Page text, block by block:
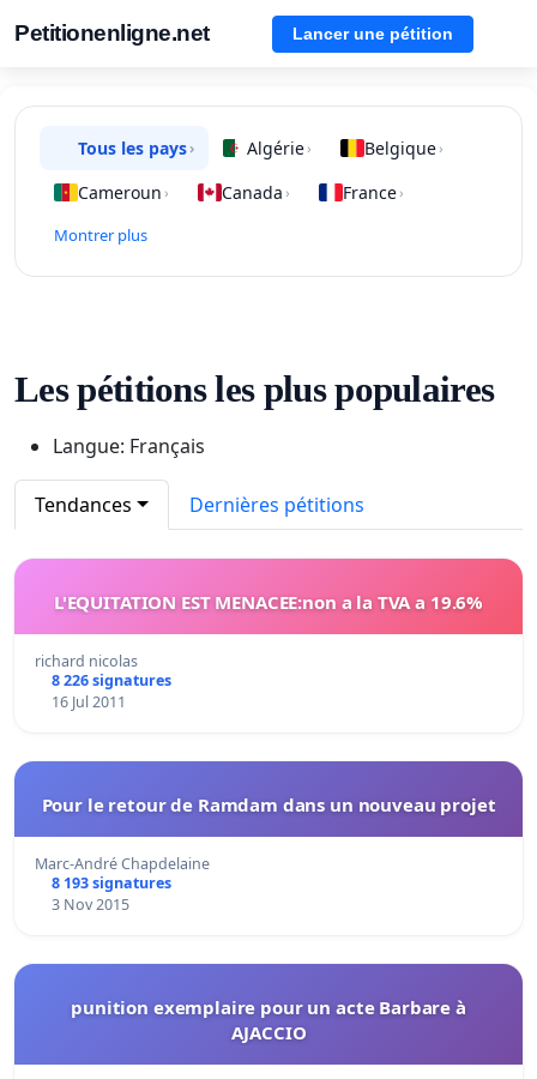
Petitionenligne.net Lancer une pétition
Tous les pays› Algérie› Belgique›
Cameroun › Canada › France›
Montrer plus
Les pétitions les plus populaires
Langue: Français
Tendances Dernières pétitions
L'EQUITATION EST MENACEE:non a la TVA a 19.6%
richard nicolas
8 226 signatures
16 Jul 2011
Pour le retour de Ramdam dans un nouveau projet
Marc-André Chapdelaine
8 193 signatures
3 Nov 2015
punition exemplaire pour un acte Barbare à
AJACCIO